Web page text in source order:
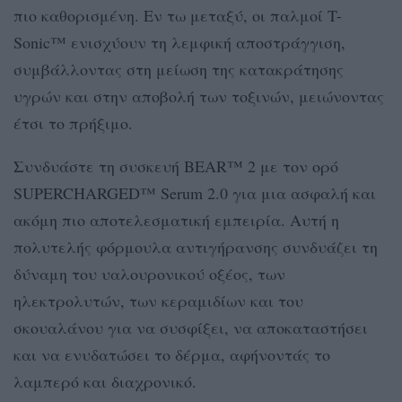
πιο καθορισμένη. Εν τω μεταξύ, οι παλμοί T-
Sonic™ ενισχύουν τη λεμφική αποστράγγιση,
συμβάλλοντας στη μείωση της κατακράτησης
υγρών και στην αποβολή των τοξινών, μειώνοντας
έτσι το πρήξιμο.
Συνδυάστε τη συσκευή BEAR™ 2 με τον ορό
SUPERCHARGED™ Serum 2.0 για μια ασφαλή και
ακόμη πιο αποτελεσματική εμπειρία. Αυτή η
πολυτελής φόρμουλα αντιγήρανσης συνδυάζει τη
δύναμη του υαλουρονικού οξέος, των
ηλεκτρολυτών, των κεραμιδίων και του
σκουαλάνου για να συσφίξει, να αποκαταστήσει
και να ενυδατώσει το δέρμα, αφήνοντάς το
λαμπερό και διαχρονικό.